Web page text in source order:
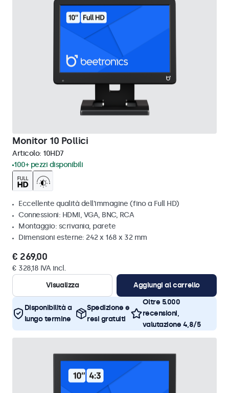
Monitor 10 Pollici
Articolo: 10HD7
100+ pezzi disponibili
Eccellente qualità dell'immagine (fino a Full HD)
Connessioni: HDMI, VGA, BNC, RCA
Montaggio: scrivania, parete
Dimensioni esterne: 242 x 168 x 32 mm
€ 269,00
€ 328,18 IVA incl.
Visualizza
Aggiungi al carrello
Disponibilità a
lungo termine
Spedizione e
resi gratuiti
Oltre 5.000
recensioni,
valutazione 4,8/5